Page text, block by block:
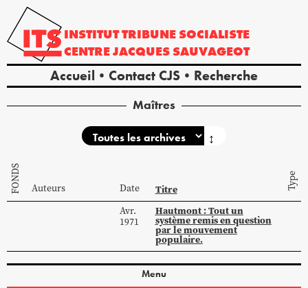
INSTITUTTRIBUNE SOCIALISTE
CENTREJACQUES SAUVAGEOT
Accueil Contact CJS Recherche
Maîtres
↕
FONDS Auteurs Date Titre Type
Avr.
1971
Hautmont : Tout un
système remis en question
par le mouvement
populaire.
Menu